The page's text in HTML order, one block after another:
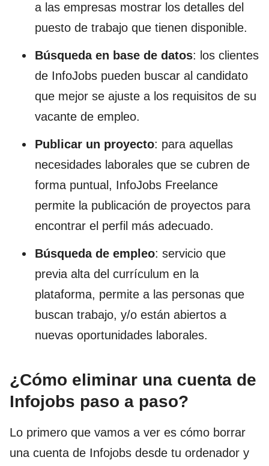
a las empresas mostrar los detalles del
puesto de trabajo que tienen disponible.
Búsqueda en base de datos: los clientes
de InfoJobs pueden buscar al candidato
que mejor se ajuste a los requisitos de su
vacante de empleo.
Publicar un proyecto: para aquellas
necesidades laborales que se cubren de
forma puntual, InfoJobs Freelance
permite la publicación de proyectos para
encontrar el perfil más adecuado.
Búsqueda de empleo: servicio que
previa alta del currículum en la
plataforma, permite a las personas que
buscan trabajo, y/o están abiertos a
nuevas oportunidades laborales.
¿Cómo eliminar una cuenta de
Infojobs paso a paso?
Lo primero que vamos a ver es cómo borrar
una cuenta de Infojobs desde tu ordenador y